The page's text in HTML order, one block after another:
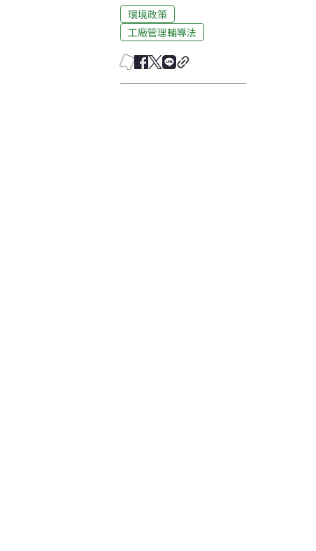
環境政策
工廠管理輔導法